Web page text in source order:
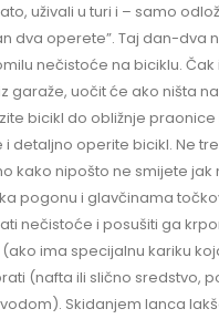
uživali u turi i – samo
dva operete”. Taj dan-dva
nečistoće na biciklu.
garaže, uočit će ako ništa
bicikl do obližnje praonice
i detaljno operite bicikl. Ne
kako nipošto ne smijete jak
pogonu i glavčinama
nečistoće i posušiti ga
(ako ima specijalnu kariku
(nafta ili slično sredstvo,
Skidanjem lanca